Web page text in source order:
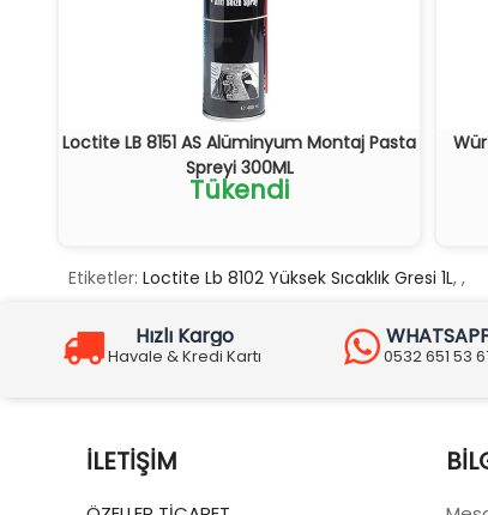
Loctite LB 8151 AS Alüminyum Montaj Pasta
Spreyi 300ML
Tükendi
Etiketler: Loctite Lb 8102 Yüksek Sıcaklık Gresi 1L, ,
Hızlı Kargo
Havale & Kredi Kartı 0532 651 53
İLETIŞIM